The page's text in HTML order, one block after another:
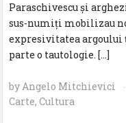
Paraschivescu și
sus-numiți mobilizau
expresivitatea argoului
parte o tautologie. […]
byAngelo Mitchievici ·
Carte,Cultura